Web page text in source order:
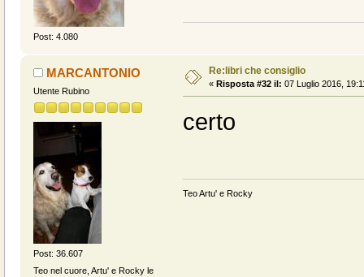
Post: 4.080
MARCANTONIO
Utente Rubino
Post: 36.607
Teo nel cuore, Artu' e Rocky le
Re:libri che consiglio
« Risposta #32 il: 07 Luglio 2016,
certo
Teo Artu' e Rocky